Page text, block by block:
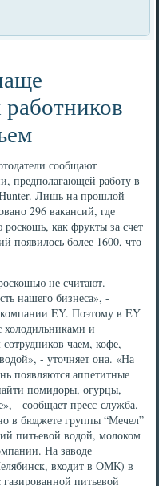
сообщают
предполагающей работу в
Лишь на прошлой
296 вакансий, где
роскошь, как фрукты за счет
появилось более 1600, что
не считают.
нашего бизнеса», -
EY. Поэтому в EY
холодильниками и
чаем, кофе,
- уточняет она. «На
появляются аппетитные
помидоры, огурцы,
- сообщает пресс-служба.
в бюджете группы “Мечел”
питьевой водой, молоком
На заводе
входит в ОМК) в
газированной питьевой